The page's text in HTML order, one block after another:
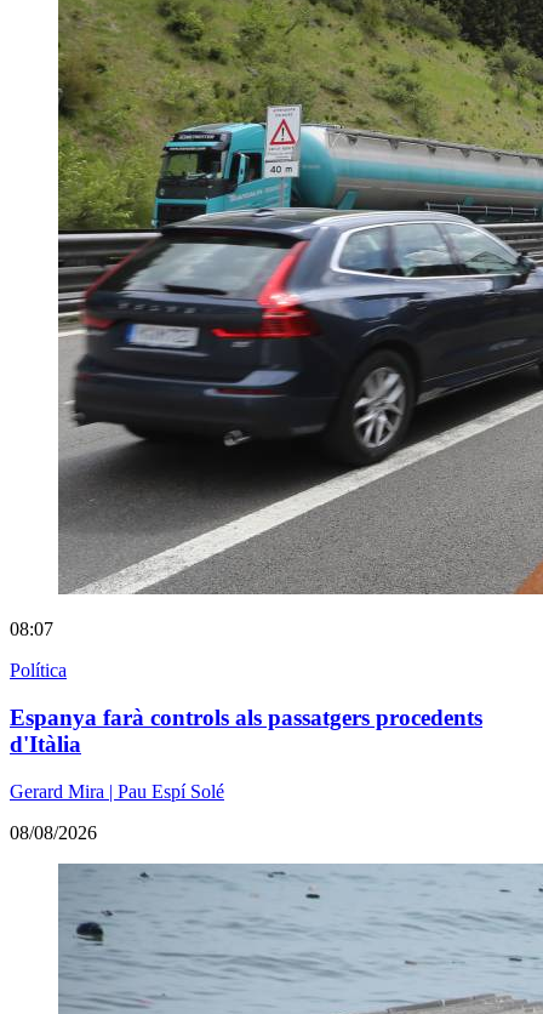
08:07
Política
Espanya farà controls als passatgers procedents
d'Itàlia
Gerard Mira | Pau Espí Solé
08/08/2026